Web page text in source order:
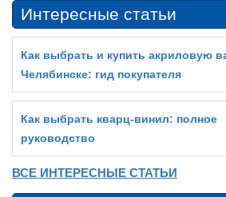
Интересные статьи
Как выбрать и купить акриловую
Челябинске: гид покупателя
Как выбрать кварц‑винил: полное
руководство
ВСЕ ИНТЕРЕСНЫЕ СТАТЬИ